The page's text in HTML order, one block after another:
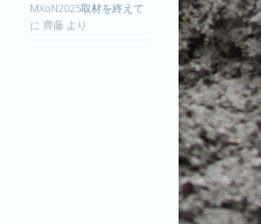
MXoN2025取材を終えて
に 齊藤 より